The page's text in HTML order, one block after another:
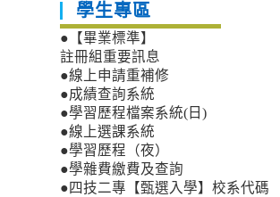
學生專區
●【畢業標準】
註冊組重要訊息
●線上申請重補修
●成績查詢系統
●學習歷程檔案系統(日)
●線上選課系統
●學習歷程（夜）
●學雜費繳費及查詢
●四技二專【甄選入學】校系代碼